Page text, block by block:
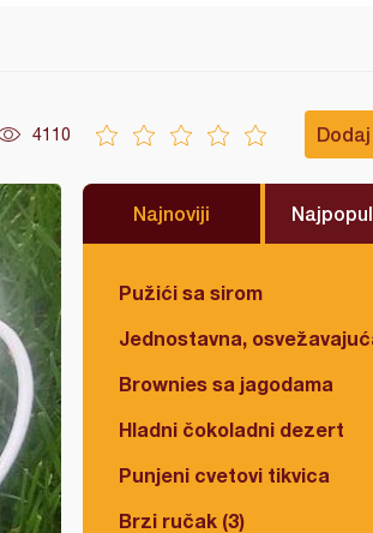
4110
Najnoviji
Pužići sa sirom
Jednostavna,
Brownies sa jagodama
Hladni čokoladni dezert
Punjeni cvetovi tikvica
Brzi ručak (3)